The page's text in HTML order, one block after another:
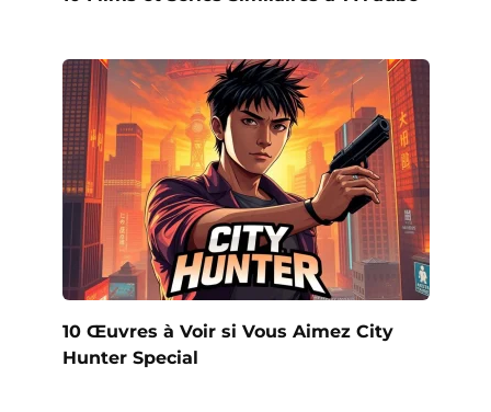
10 Œuvres à Voir si Vous Aimez City
Hunter Special